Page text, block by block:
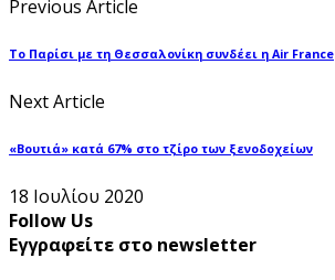
Previous Article
Το Παρίσι με τη Θεσσαλονίκη συνδέει η Air France
Next Article
«Βουτιά» κατά 67% στο τζίρο των ξενοδοχείων
18 Ιουλίου 2020
Follow Us
Εγγραφείτε στο newsletter